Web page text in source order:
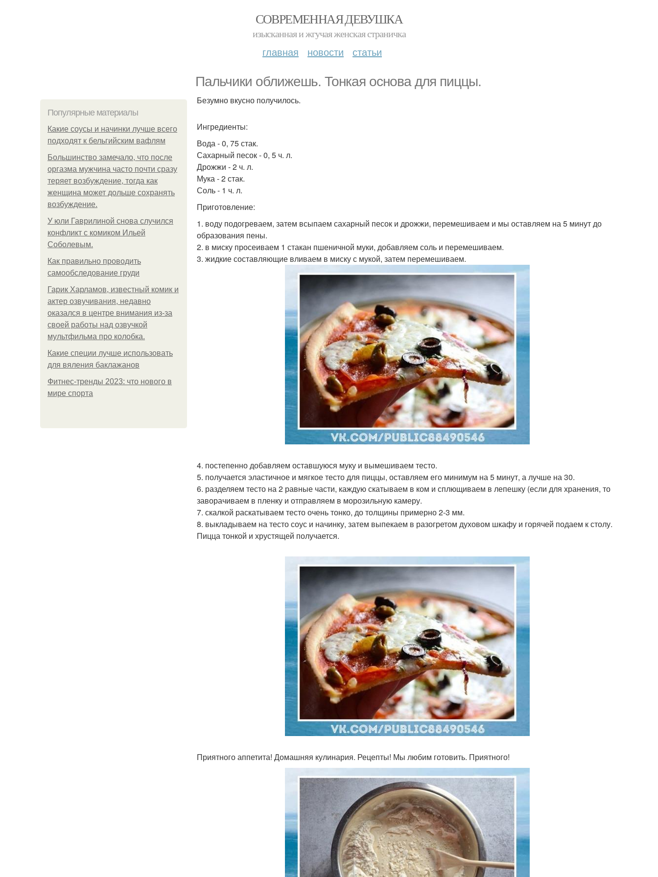
СОВРЕМЕННАЯ ДЕВУШКА
изысканная и жгучая женская страничка
главная новости статьи
Пальчики оближешь. Тонкая основа для пиццы.
Популярные материалы
Какие соусы и начинки лучше всего
подходят к бельгийским вафлям
Большинство замечало, что после
оргазма мужчина часто почти сразу
теряет возбуждение, тогда как
женщина может дольше сохранять
возбуждение.
У юли Гаврилиной снова случился
конфликт с комиком Ильей
Соболевым.
Как правильно проводить
самообследование груди
Гарик Харламов, известный комик и
актер озвучивания, недавно
оказался в центре внимания из-за
своей работы над озвучкой
мультфильма про колобка.
Какие специи лучше использовать
для вяления баклажанов
Фитнес-тренды 2023: что нового в
мире спорта
Безумно вкусно получилось.
Ингредиенты:
Вода - 0, 75 стак.
Сахарный песок - 0, 5 ч. л.
Дрожжи - 2 ч. л.
Мука - 2 стак.
Соль - 1 ч. л.
Приготовление:
1. воду подогреваем, затем всыпаем сахарный песок и дрожжи, перемешиваем и мы оставляем на 5 минут до
образования пены.
2. в миску просеиваем 1 стакан пшеничной муки, добавляем соль и перемешиваем.
3. жидкие составляющие вливаем в миску с мукой, затем перемешиваем.
4. постепенно добавляем оставшуюся муку и вымешиваем тесто.
5. получается эластичное и мягкое тесто для пиццы, оставляем его минимум на 5 минут, а лучше на 30.
6. разделяем тесто на 2 равные части, каждую скатываем в ком и сплющиваем в лепешку (если для хранения, то
заворачиваем в пленку и отправляем в морозильную камеру.
7. скалкой раскатываем тесто очень тонко, до толщины примерно 2-3 мм.
8. выкладываем на тесто соус и начинку, затем выпекаем в разогретом духовом шкафу и горячей подаем к столу.
Пицца тонкой и хрустящей получается.
Приятного аппетита! Домашняя кулинария. Рецепты! Мы любим готовить. Приятного!